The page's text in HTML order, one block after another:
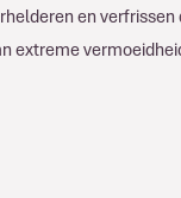
en
extreme